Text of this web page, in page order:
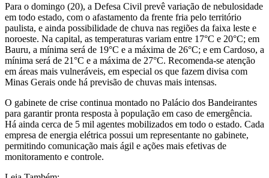
Para o domingo (20), a Defesa Civil prevê variação de nebulosidade
em todo estado, com o afastamento da frente fria pelo território
paulista, e ainda possibilidade de chuva nas regiões da faixa leste e
noroeste. Na capital, as temperaturas variam entre 17°C e 20°C; em
Bauru, a mínima será de 19°C e a máxima de 26°C; e em Cardoso, a
mínima será de 21°C e a máxima de 27°C. Recomenda-se atenção
em áreas mais vulneráveis, em especial os que fazem divisa com
Minas Gerais onde há previsão de chuvas mais intensas.
O gabinete de crise continua montado no Palácio dos Bandeirantes
para garantir pronta resposta à população em caso de emergência.
Há ainda cerca de 5 mil agentes mobilizados em todo o estado. Cada
empresa de energia elétrica possui um representante no gabinete,
permitindo comunicação mais ágil e ações mais efetivas de
monitoramento e controle.